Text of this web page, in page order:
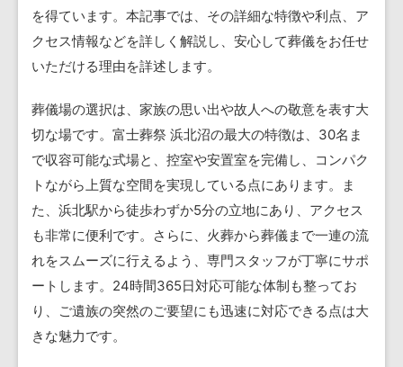
を得ています。本記事では、その詳細な特徴や利点、ア
クセス情報などを詳しく解説し、安心して葬儀をお任せ
いただける理由を詳述します。
葬儀場の選択は、家族の思い出や故人への敬意を表す大
切な場です。富士葬祭 浜北沼の最大の特徴は、30名ま
で収容可能な式場と、控室や安置室を完備し、コンパク
トながら上質な空間を実現している点にあります。ま
た、浜北駅から徒歩わずか5分の立地にあり、アクセス
も非常に便利です。さらに、火葬から葬儀まで一連の流
れをスムーズに行えるよう、専門スタッフが丁寧にサポ
ートします。24時間365日対応可能な体制も整ってお
り、ご遺族の突然のご要望にも迅速に対応できる点は大
きな魅力です。